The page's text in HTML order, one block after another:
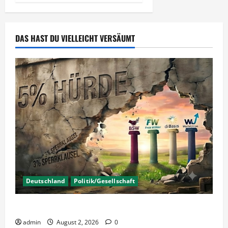
DAS HAST DU VIELLEICHT VERSÄUMT
Deutschland Politik/Gesellschaft
admin August 2, 2026 0